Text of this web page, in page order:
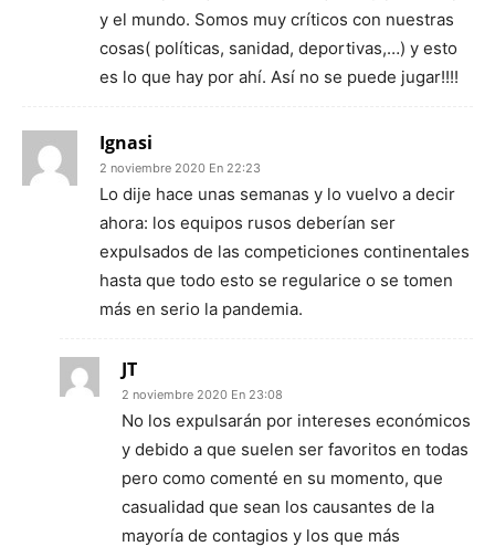
y el mundo. Somos muy críticos con nuestras
cosas( políticas, sanidad, deportivas,…) y esto
es lo que hay por ahí. Así no se puede jugar!!!!
Ignasi
2 noviembre 2020 En 22:23
Lo dije hace unas semanas y lo vuelvo a decir
ahora: los equipos rusos deberían ser
expulsados de las competiciones continentales
hasta que todo esto se regularice o se tomen
más en serio la pandemia.
JT
2 noviembre 2020 En 23:08
No los expulsarán por intereses económicos
y debido a que suelen ser favoritos en todas
pero como comenté en su momento, que
casualidad que sean los causantes de la
mayoría de contagios y los que más